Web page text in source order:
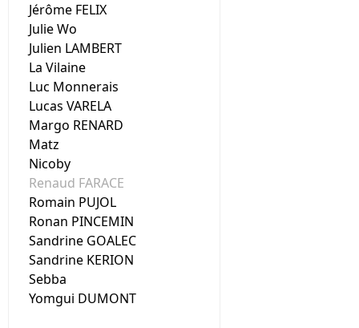
Jérôme FELIX
Julie Wo
Julien LAMBERT
La Vilaine
Luc Monnerais
Lucas VARELA
Margo RENARD
Matz
Nicoby
Renaud FARACE
Romain PUJOL
Ronan PINCEMIN
Sandrine GOALEC
Sandrine KERION
Sebba
Yomgui DUMONT